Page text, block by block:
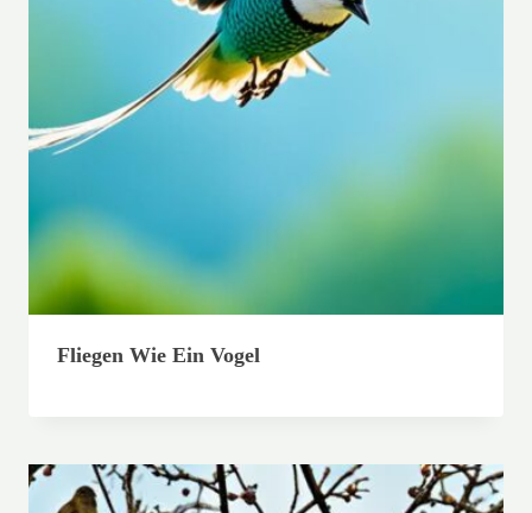
Fliegen Wie Ein Vogel